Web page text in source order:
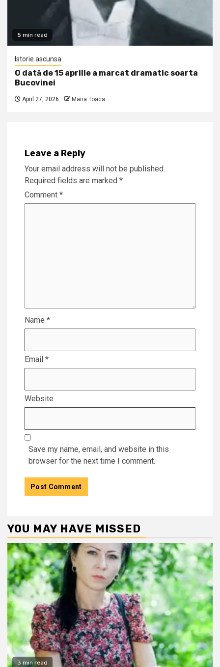
5 min read
Istorie ascunsa
O dată de 15 aprilie a marcat dramatic soarta
Bucovinei
April 27, 2026 Maria Toaca
Leave a Reply
Your email address will not be published.
Required fields are marked *
Comment *
Name *
Email *
Website
Save my name, email, and website in this
browser for the next time I comment.
YOU MAY HAVE MISSED
3 min read